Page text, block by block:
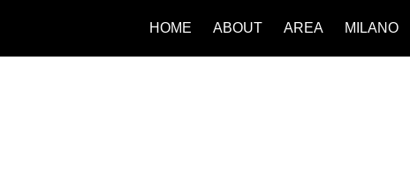
HOME ABOUT AREA MILANO